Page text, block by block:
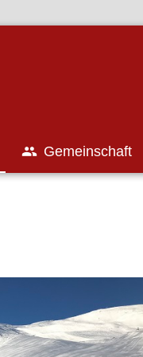
 Gemeinschaft